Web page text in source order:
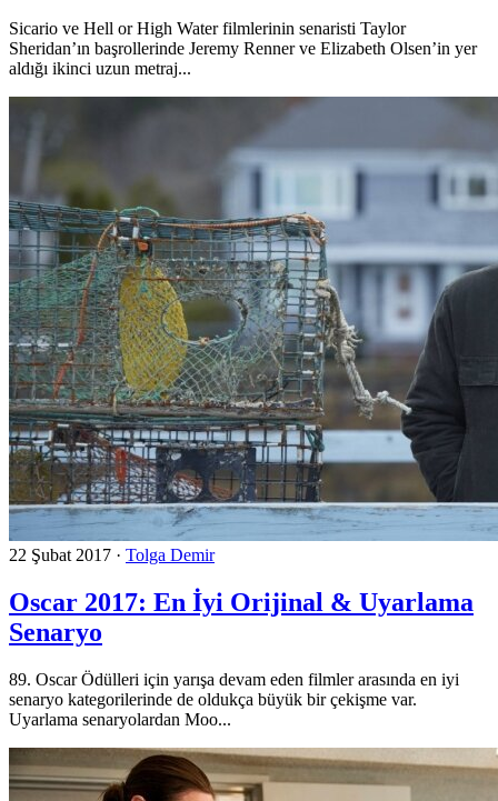
Sicario ve Hell or High Water filmlerinin senaristi Taylor
Sheridan’ın başrollerinde Jeremy Renner ve Elizabeth Olsen’in yer
aldığı ikinci uzun metraj...
22 Şubat 2017 · Tolga Demir
Oscar 2017: En İyi Orijinal & Uyarlama
Senaryo
89. Oscar Ödülleri için yarışa devam eden filmler arasında en iyi
senaryo kategorilerinde de oldukça büyük bir çekişme var.
Uyarlama senaryolardan Moo...